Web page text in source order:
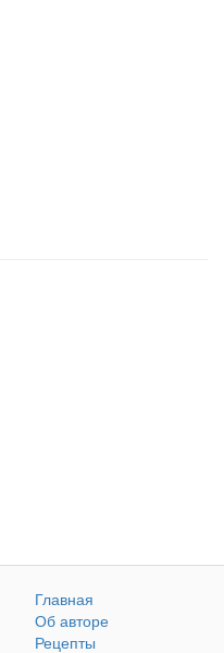
Главная
Об авторе
Рецепты